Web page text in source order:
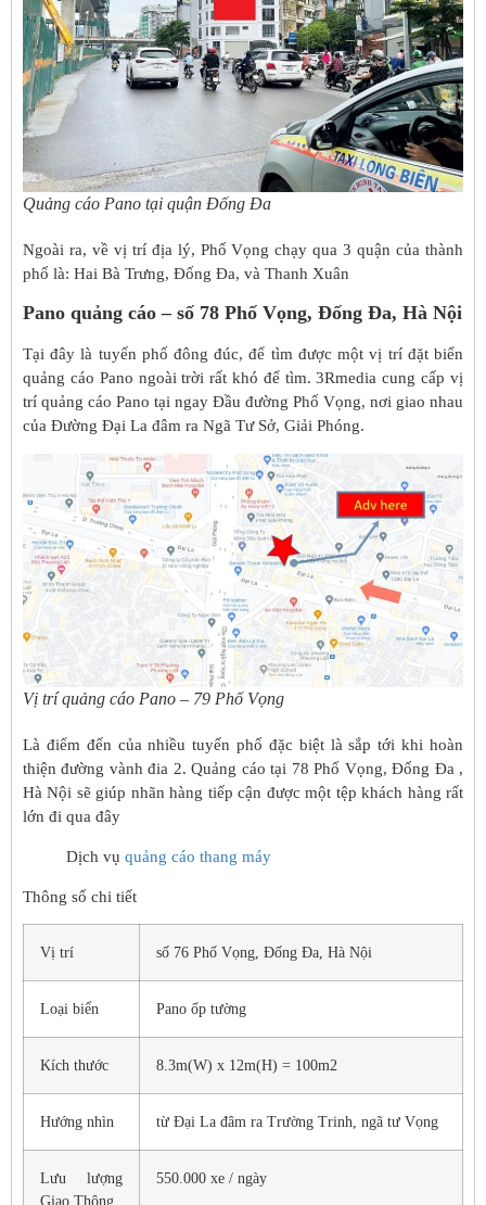
Quảng cáo Pano tại quận Đống Đa
Ngoài ra, về vị trí địa lý, Phố Vọng chạy qua 3 quận của thành
phố là: Hai Bà Trưng, Đống Đa, và Thanh Xuân
Pano quảng cáo – số 78 Phố Vọng, Đống Đa, Hà Nội
Tại đây là tuyến phố đông đúc, để tìm được một vị trí đặt biển
quảng cáo Pano ngoài trời rất khó để tìm. 3Rmedia cung cấp vị
trí quảng cáo Pano tại ngay Đầu đường Phố Vọng, nơi giao nhau
của Đường Đại La đâm ra Ngã Tư Sở, Giải Phóng.
Vị trí quảng cáo Pano – 79 Phố Vọng
Là điểm đến của nhiều tuyến phố đặc biệt là sắp tới khi hoàn
thiện đường vành đia 2. Quảng cáo tại 78 Phố Vọng, Đống Đa ,
Hà Nội sẽ giúp nhãn hàng tiếp cận được một tệp khách hàng rất
lớn đi qua đây
Dịch vụ quảng cáo thang máy
Thông số chi tiết
Vị trí số 76 Phố Vọng, Đống Đa, Hà Nội
Loại biển Pano ốp tường
Kích thước 8.3m(W) x 12m(H) = 100m2
Hướng nhìn từ Đại La đâm ra Trường Trinh, ngã tư Vọng
Lưu lượng
Giao Thông
550.000 xe / ngày